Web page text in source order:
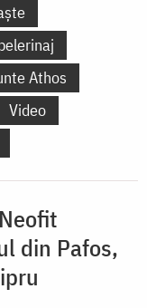
Athos
Video
din Pafos,